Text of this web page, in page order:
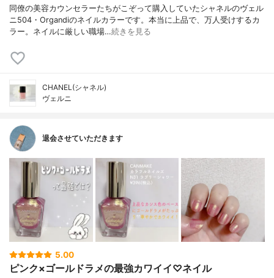
同僚の美容カウンセラーたちがこぞって購入していたシャネルのヴェル
ニ504・Organdiのネイルカラーです。本当に上品で、万人受けするカ
ラー。ネイルに厳しい職場…続きを見る
CHANEL(シャネル)
ヴェルニ
退会させていただきます
5.00
ピンク×ゴールドラメの最強カワイイ♡ネイル